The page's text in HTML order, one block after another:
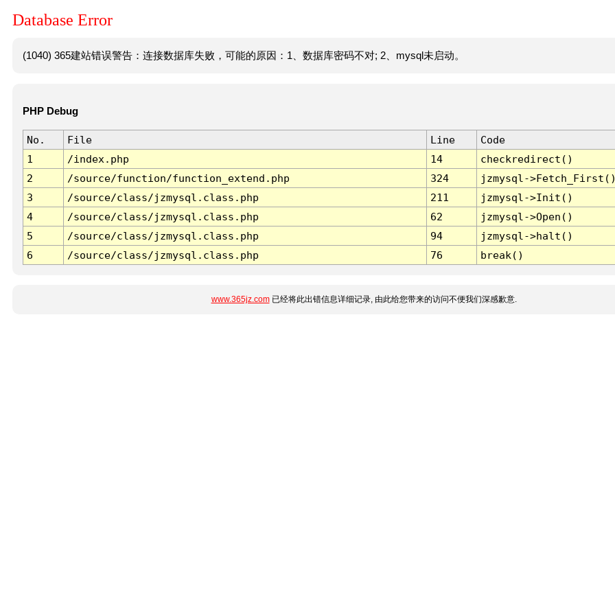
Database Error
(1040) 365建站错误警告：连接数据库失败，可能的原因：1、数据库密码不对; 2、mysql未启动。
PHP Debug
No. File Line
Code
1
/index.php 14
checkredirect()
2
/source/function/function_extend.php 324
jzmysql-
3
/source/class/jzmysql.class.php 211
jzmysql->Init()
4
/source/class/jzmysql.class.php 62
jzmysql->Open()
5
/source/class/jzmysql.class.php 94
jzmysql->halt()
6
/source/class/jzmysql.class.php 76 break()
www.365jz.com已经将此出错信息详细记录, 由此给您带来的访问不便我们深感歉意.